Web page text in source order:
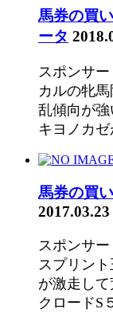
馬券の買
ータ
スポンサ
カルの牝
乱傾向が
キヨノカ
馬券の買
2017.03.23
スポンサ
スプリン
が激走し
クロードS